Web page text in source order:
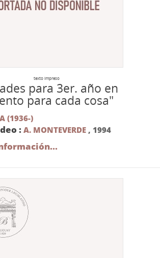
texto impreso
para 3er. año en
para cada cosa"
(1936-)
:A. MONTEVERDE, 1994